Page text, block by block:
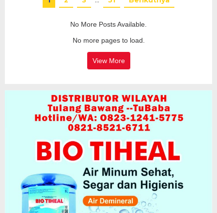
No More Posts Available.
No more pages to load.
View More